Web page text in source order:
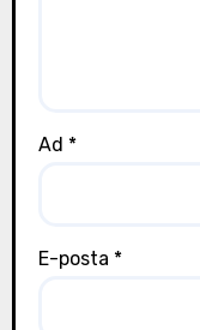
Ad *
E-posta *